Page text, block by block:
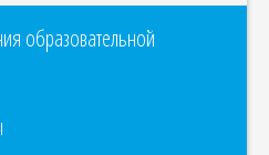
образовательной